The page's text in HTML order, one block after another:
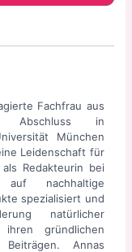
Fachfrau aus
Abschluss in
München
Leidenschaft für
Redakteurin bei
nachhaltige
spezialisiert und
natürlicher
gründlichen
Annas